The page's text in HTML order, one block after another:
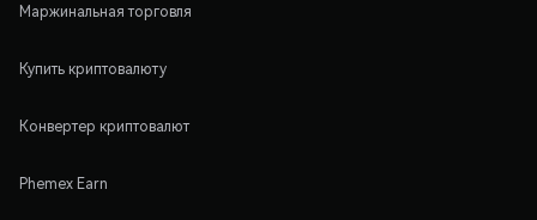
Маржинальная торговля
Купить криптовалюту
Конвертер криптовалют
Phemex Earn